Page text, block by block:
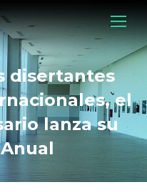
disertantes
el
lanza su